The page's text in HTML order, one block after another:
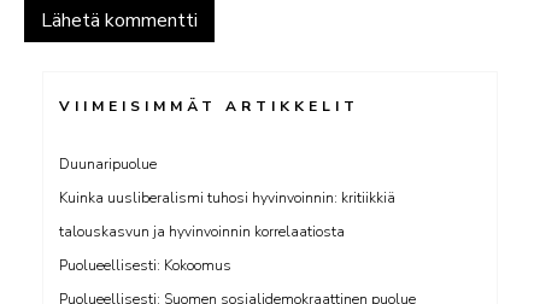
VIIMEISIMMÄT ARTIKKELIT
Duunaripuolue
Kuinka uusliberalismi tuhosi hyvinvoinnin: kritiikkiä
talouskasvun ja hyvinvoinnin korrelaatiosta
Puolueellisesti: Kokoomus
Puolueellisesti: Suomen sosialidemokraattinen puolue